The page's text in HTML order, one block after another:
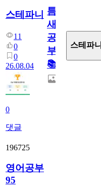
스테파니
11
0
0
26.08.04
0
댓글
틈
새
공
부!
📚
스테파니
196725
영어공부
95